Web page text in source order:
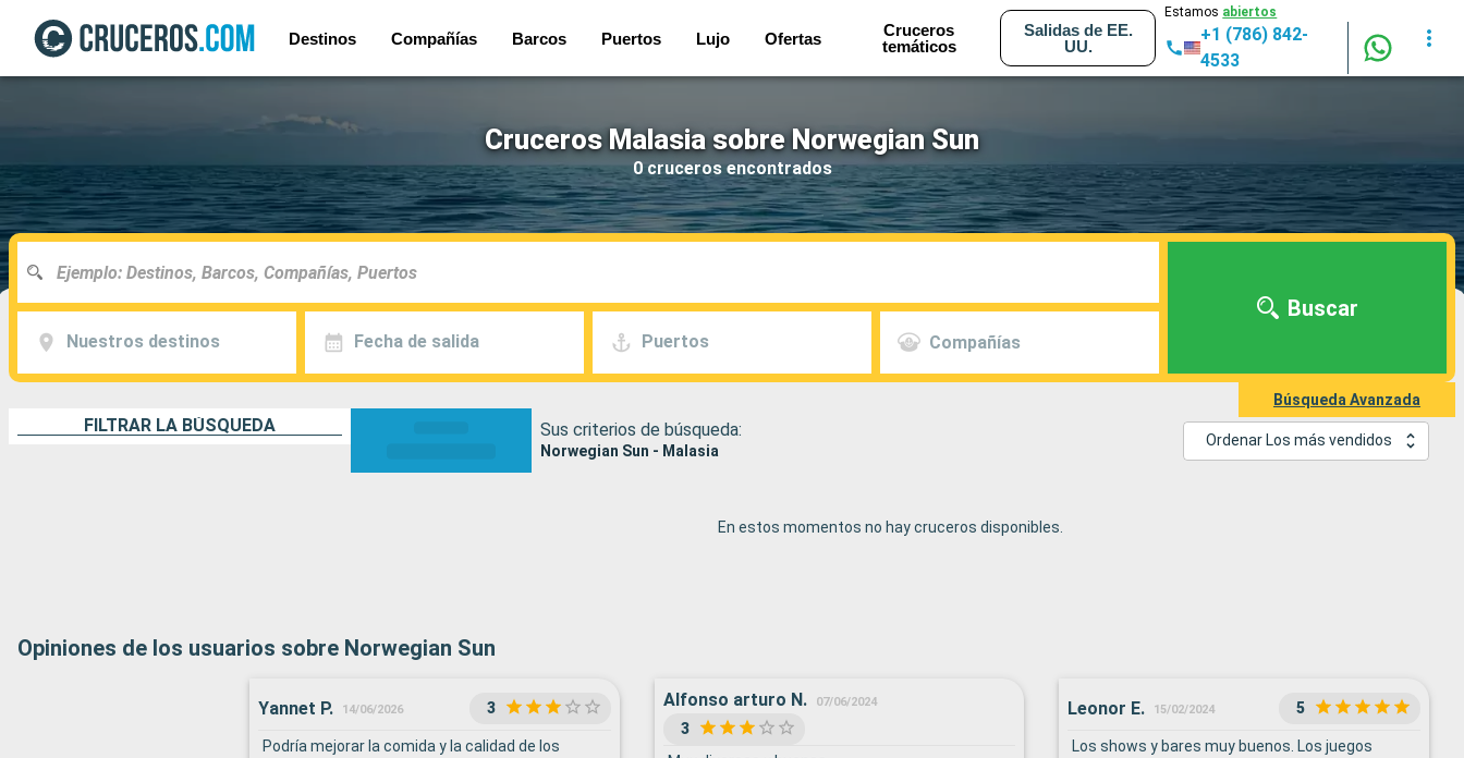
Destinos Compañías Barcos Puertos Lujo Ofertas
Cruceros
temáticos
Salidas de EE.
UU.
Estamos abiertos
+1 (786) 842-
4533
Cruceros Malasia sobre Norwegian Sun
0 cruceros encontrados
Nuestros destinos Fecha de salida Puertos Compañías
Buscar
Búsqueda Avanzada
FILTRAR LA BÚSQUEDA Sus criterios de búsqueda:
Norwegian Sun - Malasia
Ordenar Los más vendidos
En estos momentos no hay cruceros disponibles.
Opiniones de los usuarios sobre Norwegian Sun
Yannet P. 14/06/2026 3
Podría mejorar la comida y la calidad de los
Alfonso arturo N. 07/06/2024
3
Leonor E. 15/02/2024 5
Los shows y bares muy buenos. Los juegos